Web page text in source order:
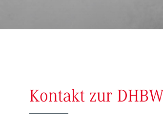
Kontakt zur DHBW